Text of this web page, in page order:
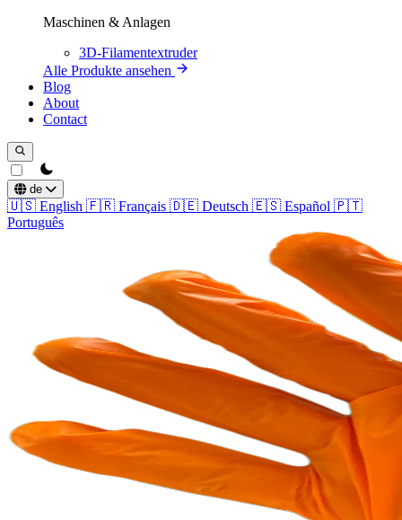
Maschinen & Anlagen
3D-Filamentextruder
Alle Produkte ansehen
Blog
About
Contact
theme switcher
de
🇺🇸 English 🇫🇷 Français 🇩🇪 Deutsch 🇪🇸 Español 🇵🇹
Português